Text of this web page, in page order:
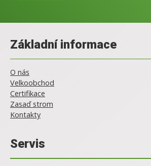
Základní informace
O nás
Velkoobchod
Certifikace
Zasaď strom
Kontakty
Servis